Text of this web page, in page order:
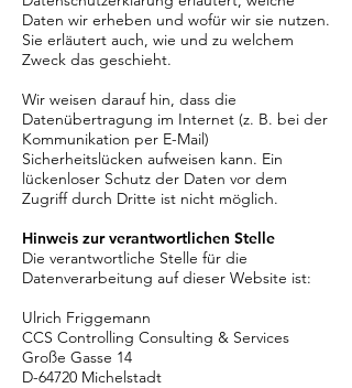
Daten wir erheben und wofür wir sie nutzen.
Sie erläutert auch, wie und zu welchem
Zweck das geschieht.
Wir weisen darauf hin, dass die
Datenübertragung im Internet (z. B. bei der
Kommunikation per E-Mail)
Sicherheitslücken aufweisen kann. Ein
lückenloser Schutz der Daten vor dem
Zugriff durch Dritte ist nicht möglich.
Hinweis zur verantwortlichen Stelle
Die verantwortliche Stelle für die
Datenverarbeitung auf dieser Website ist:
Ulrich Friggemann
CCS Controlling Consulting & Services
Große Gasse 14
D-64720 Michelstadt